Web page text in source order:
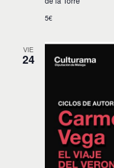
5€
VIE
24